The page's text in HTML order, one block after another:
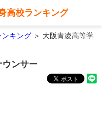
高校ランキング
ンキング ＞ 大阪青凌高等学
ウンサー